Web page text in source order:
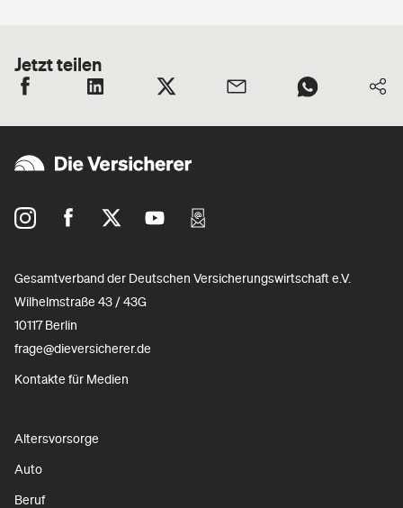
Jetzt teilen
Gesamtverband der Deutschen Versicherungswirtschaft e.V.
Wilhelmstraße 43 / 43G
10117 Berlin
frage@dieversicherer.de
Kontakte für Medien
Altersvorsorge
Auto
Beruf